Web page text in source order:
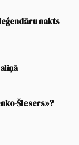
nakts
Šlesers»?